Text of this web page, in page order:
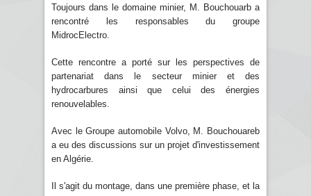
Toujours dans le domaine minier, M. Bouchouarb a
rencontré les responsables du groupe
MidrocElectro.
Cette rencontre a porté sur les perspectives de
partenariat dans le secteur minier et des
hydrocarbures ainsi que celui des énergies
renouvelables.
Avec le Groupe automobile Volvo, M. Bouchouareb
a eu des discussions sur un projet d'investissement
en Algérie.
Il s'agit du montage, dans une première phase, et la